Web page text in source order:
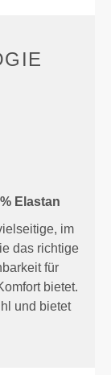
Elastan
im
das richtige
für
bietet.
und bietet